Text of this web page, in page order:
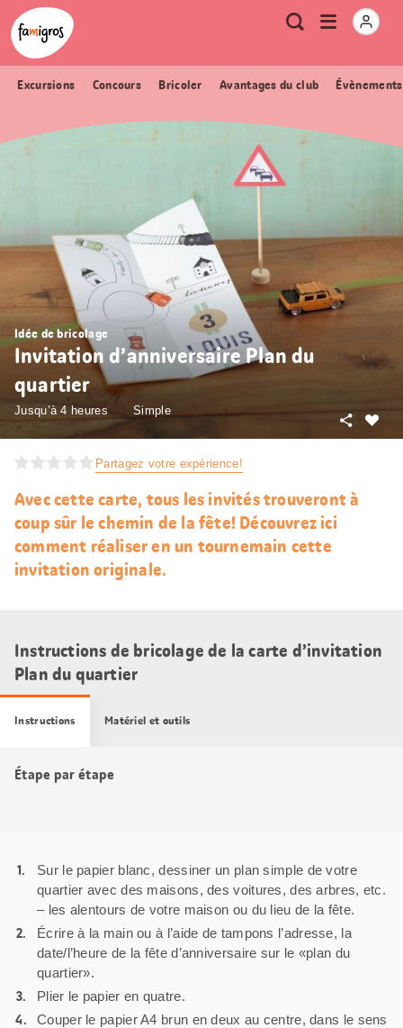
Signets
de
navigation
Header
Logo Métanavigation
RechercheOuvrir
Excursions Concours Bricoler Avantages du club
Partagez votre expérience!
Idée de bricolage
Invitation d’anniversaire Plan du
quartier
Jusqu’à 4 heures
Simple
Partager
Avec cette carte, tous les invités trouveront à
coup sûr le chemin de la fête! Découvrez ici
comment réaliser en un tournemain cette
invitation originale.
Instructions de bricolage de la carte d’invitation
Plan du quartier
Instructions Matériel et outils
Étape par étape
Sur le papier blanc, dessiner un plan simple de votre
quartier avec des maisons, des voitures, des arbres, etc.
– les alentours de votre maison ou du lieu de la fête.
Écrire à la main ou à l’aide de tampons l’adresse, la
date/l’heure de la fête d’anniversaire sur le «plan du
quartier».
Plier le papier en quatre.
Couper le papier A4 brun en deux au centre, dans le sens